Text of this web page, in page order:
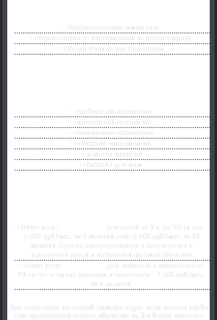
Художественная гимнастика
Хореография (с инструктором по хореографии)
Общая Физическая Подготовка
удобное расположение
просторный теплый зал
охраняемая территория
вечерние часы занятий
платная парковка
бассейн для мам
Пакет услуг
для детей от 3-х до 10-ти лет -
5 000 руб./мес. за 8 занятий либо 6 500 руб./мес. за 16
занятий. Группы распределяются в соответствии с
подготовкой детей и выбранной формой обучения.
Пакет услуг
для взрослых и подростков от
13-ти лет в группе растяжки и стретчинга – 7 500 руб./мес.
за 6 занятий.
Для некоторых категорий граждан и для всех членов клуба
при одноразовой оплате обучения за 3 и более месяцев